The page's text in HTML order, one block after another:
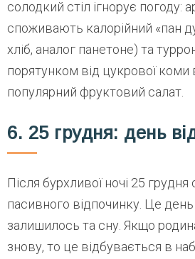
солодкий стіл ігнорує погоду:
споживають калорійний «пан
хліб, аналог панетоне) та
порятунком від цукрової коми
популярний фруктовий салат.
6. 25 грудня: день
Після бурхливої ночі 25
пасивного відпочинку. Це
залишилось та сну. Якщо
знову, то це відбувається в